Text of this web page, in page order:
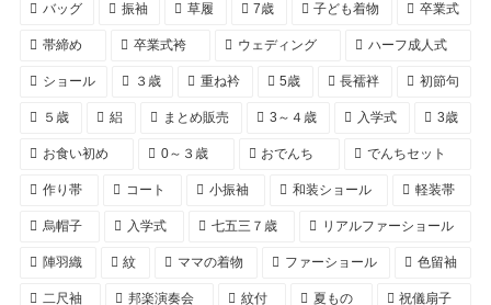
バッグ 振袖 草履 7歳 子ども着物 卒業式
帯締め 卒業式袴 ウェディング ハーフ成人式
ショール ３歳 重ね衿 5歳 長襦袢 初節句
５歳 絽 まとめ販売 3～４歳 入学式 3歳
お食い初め 0～３歳 おでんち でんちセット
作り帯 コート 小振袖 和装ショール 軽装帯
烏帽子 入学式 七五三７歳 リアルファーショール
陣羽織 紋 ママの着物 ファーショール 色留袖
二尺袖 邦楽演奏会 紋付 夏もの 祝儀扇子